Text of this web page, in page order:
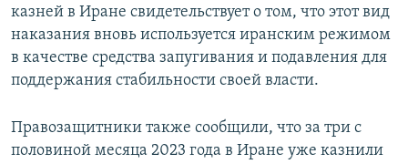
казней в Иране свидетельствует о том, что этот вид
наказания вновь используется иранским режимом
в качестве средства запугивания и подавления для
поддержания стабильности своей власти.
Правозащитники также сообщили, что за три с
половиной месяца 2023 года в Иране уже казнили